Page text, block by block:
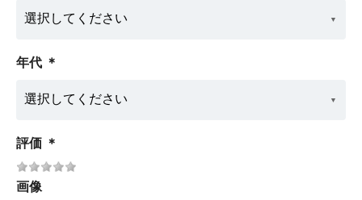
年代 ＊
評価 ＊
画像